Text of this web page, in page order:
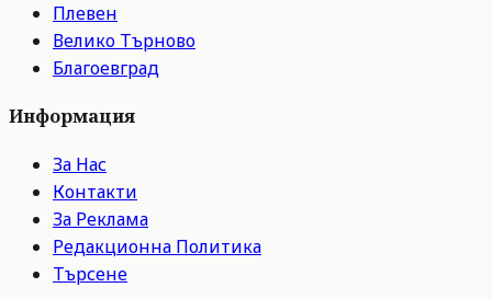
Плевен
Велико Търново
Благоевград
Информация
За Нас
Контакти
За Реклама
Редакционна Политика
Търсене